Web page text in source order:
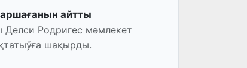
айтты
Делси Родригес мәмлекет
шақырды.